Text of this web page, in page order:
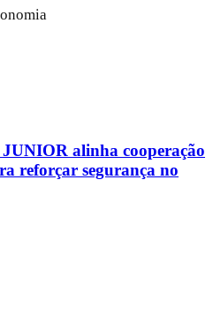
alinha cooperação
reforçar segurança no